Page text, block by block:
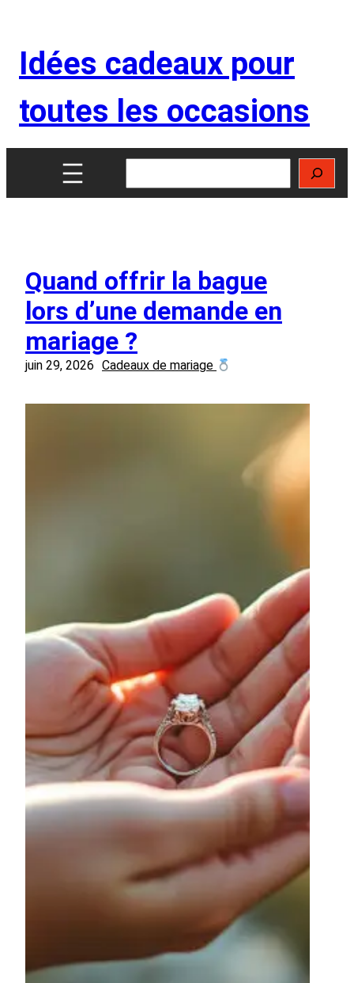
contenu
Idées cadeaux pour
toutes les occasions
Quand offrir la bague
lors d’une demande en
mariage ?
juin 29, 2026 Cadeaux de mariage